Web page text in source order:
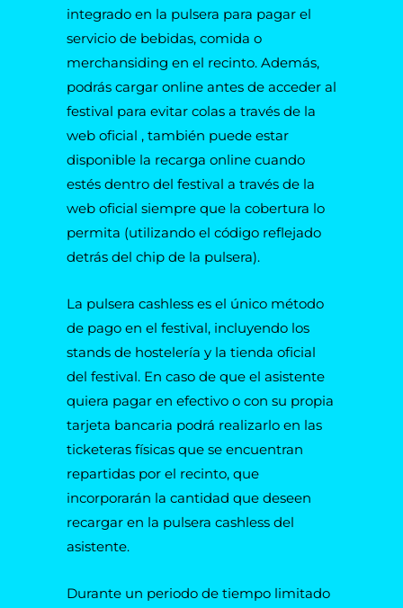
integrado en la pulsera para pagar el
servicio de bebidas, comida o
merchansiding en el recinto. Además,
podrás cargar online antes de acceder al
festival para evitar colas a través de la
web oficial , también puede estar
disponible la recarga online cuando
estés dentro del festival a través de la
web oficial siempre que la cobertura lo
permita (utilizando el código reflejado
detrás del chip de la pulsera).
La pulsera cashless es el único método
de pago en el festival, incluyendo los
stands de hostelería y la tienda oficial
del festival. En caso de que el asistente
quiera pagar en efectivo o con su propia
tarjeta bancaria podrá realizarlo en las
ticketeras físicas que se encuentran
repartidas por el recinto, que
incorporarán la cantidad que deseen
recargar en la pulsera cashless del
asistente.
Durante un periodo de tiempo limitado